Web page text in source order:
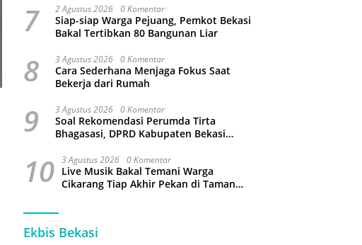
7 2 Agustus 2026 0 Komentar
Siap-siap Warga Pejuang, Pemkot Bekasi
Bakal Tertibkan 80 Bangunan Liar
8 3 Agustus 2026 0 Komentar
Cara Sederhana Menjaga Fokus Saat
Bekerja dari Rumah
9 3 Agustus 2026 0 Komentar
Soal Rekomendasi Perumda Tirta
Bhagasasi, DPRD Kabupaten Bekasi
10 3 Agustus 2026 0 Komentar
Live Musik Bakal Temani Warga
Cikarang Tiap Akhir Pekan di Taman
Ekbis Bekasi